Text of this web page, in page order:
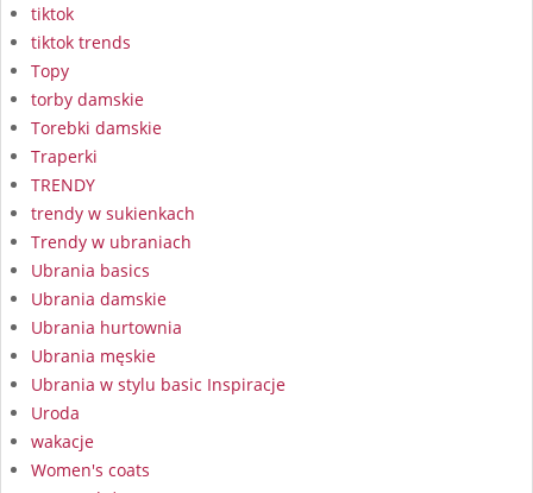
tiktok
tiktok trends
Topy
torby damskie
Torebki damskie
Traperki
TRENDY
trendy w sukienkach
Trendy w ubraniach
Ubrania basics
Ubrania damskie
Ubrania hurtownia
Ubrania męskie
Ubrania w stylu basic Inspiracje
Uroda
wakacje
Women's coats